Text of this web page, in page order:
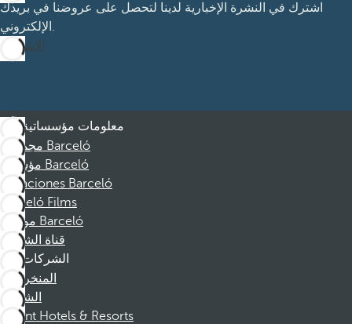
اشترك في النشرة الإخبارية لدينا لتحصل على عروضنا في بريدك
الإلكتروني.
الاشتراك
معلومات مؤسساتية
مجموعة Barceló
مؤسسة Barceló
Vacaciones Barceló
Barceló Films
موظفو Barceló
قناة الشكوى
الشركات
المنخرطين
الشركاء
Dorint Hotels & Resorts